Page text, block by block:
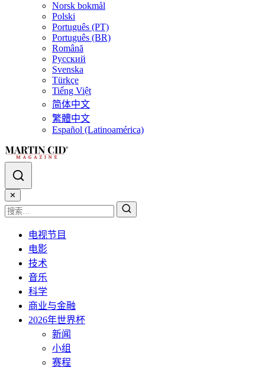
Norsk bokmål
Polski
Português (PT)
Português (BR)
Română
Русский
Svenska
Türkçe
Tiếng Việt
简体中文
繁體中文
Español (Latinoamérica)
✕
电视节目
电影
技术
音乐
科学
商业与金融
2026年世界杯
新闻
小组
赛程